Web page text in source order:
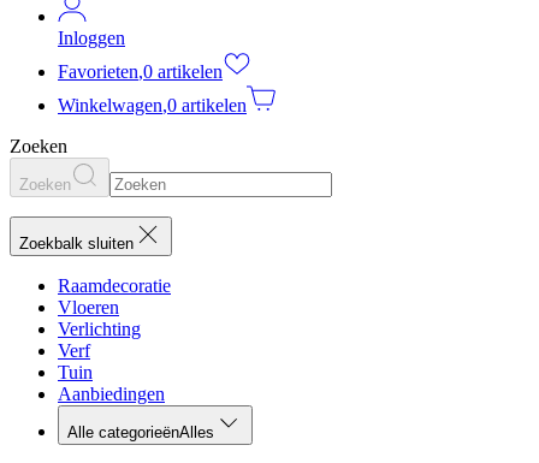
Inloggen
Favorieten,0 artikelen
Winkelwagen,0 artikelen
Zoeken
Zoeken
Zoekbalk sluiten
Raamdecoratie
Vloeren
Verlichting
Verf
Tuin
Aanbiedingen
Alle categorieënAlles